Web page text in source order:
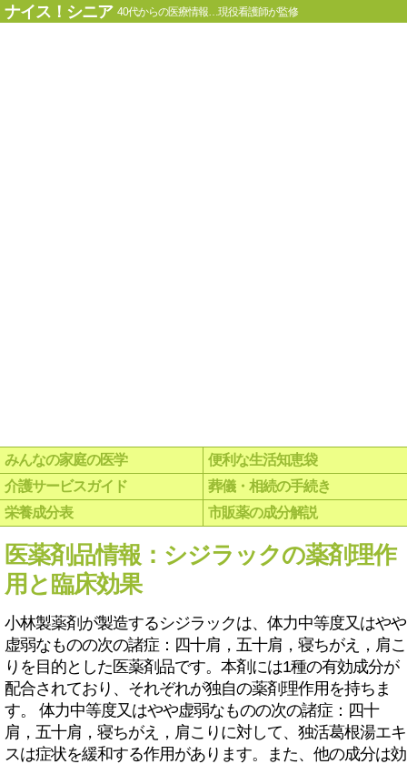
ナイス！シニア 40代からの医療情報…現役看護師が監修
みんなの家庭の医学
便利な生活知恵袋
介護サービスガイド
葬儀・相続の手続き
栄養成分表
市販薬の成分解説
医薬剤品情報：シジラックの薬剤理作
用と臨床効果
小林製薬剤が製造するシジラックは、体力中等度又はやや
虚弱なものの次の諸症：四十肩，五十肩，寝ちがえ，肩こ
りを目的とした医薬剤品です。本剤には1種の有効成分が
配合されており、それぞれが独自の薬剤理作用を持ちま
す。 体力中等度又はやや虚弱なものの次の諸症：四十
肩，五十肩，寝ちがえ，肩こりに対して、独活葛根湯エキ
スは症状を緩和する作用があります。また、他の成分は効